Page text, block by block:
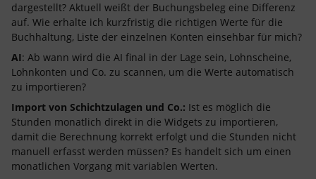
dargestellt? Aktuell weißt der Buchungsbeleg eine Differenz
auf. Wie erhalte ich kurzfristig die richtigen Werte für die
Buchhaltung, Liste der einzelnen Konten einsehbar für mich?
AI: Ab wann wird die AI final in der Lage sein, Lohnscheine,
Lohnkonten und Co. zu scannen, um die Werte automatisch
zu importieren?
Import von Schichtzulagen und Co.: Ist es möglich die
Stunden monatlich direkt in die Widgets zu importieren,
damit die Berechnung korrekt erfolgt und die Stunden nicht
manuell erfasst werden müssen? Es handelt sich um einen
monatlichen Vorgang mit variablen Werten.